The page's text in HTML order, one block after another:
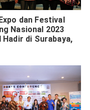
dan Festival
Nasional 2023
Hadir di Surabaya,
dan